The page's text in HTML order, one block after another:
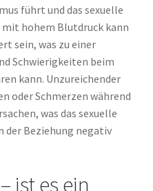
führt und das sexuelle
mit hohem Blutdruck kann
sein, was zu einer
Schwierigkeiten beim
kann. Unzureichender
oder Schmerzen während
was das sexuelle
der Beziehung negativ
ist es ein